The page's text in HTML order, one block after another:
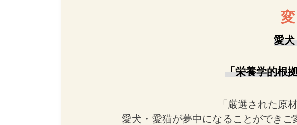
愛
「栄養学的根
「厳選された原
愛犬・愛猫が夢中になることができ